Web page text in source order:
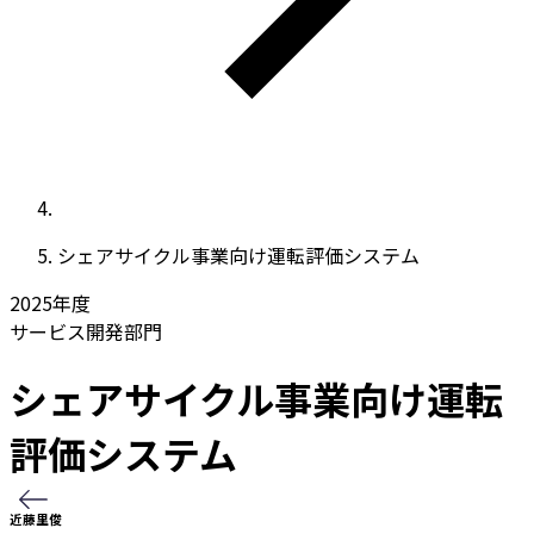
シェアサイクル事業向け運転評価システム
2025年度
サービス開発部門
シェアサイクル事業向け運転
評価システム
近藤里俊